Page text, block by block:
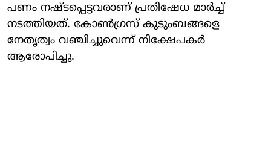
പണം നഷ്ടപ്പെട്ടവരാണ് പ്രതിഷേധ മാര്‍ച്ച്
നടത്തിയത്. കോണ്‍ഗ്രസ് കുടുംബങ്ങളെ
നേതൃത്വം വഞ്ചിച്ചുവെന്ന് നിക്ഷേപകര്‍
ആരോപിച്ചു.